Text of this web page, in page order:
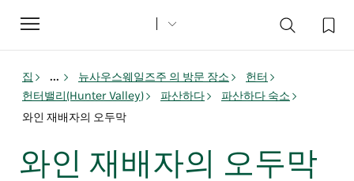
Toggle
navigation
집 ... 뉴사우스웨일즈주 의 방문 장소
헌터
헌터밸리(Hunter Valley)
파산하다
파산하다 숙소
와인 재배자의 오두막
와인 재배자의 오두막